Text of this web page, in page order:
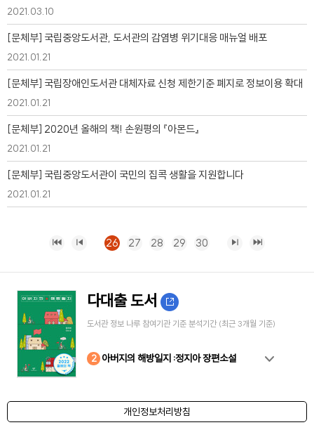
2021.03.10
[문체부] 국립중앙도서관, 도서관의 감염병 위기대응 매뉴얼 배포
2021.01.21
[문체부] 국립장애인도서관 대체자료 신청 제한기준 폐지로 정보이용 확대
2021.01.21
[문체부] 2020년 올해의 책! 손원평의 『아몬드』
2021.01.21
[문체부] 국립중앙도서관이 국민의 집콕 생활을 지원합니다
2021.01.21
26 27 28 29 30
다대출 도서
도서관 정보 나루 참여기관 기준 분석기간 (최근 3개월 기준)
1
2 아버지의 해방일지 :정지아 장편소설
3
4
5
6
7
8
9
10
개인정보처리방침